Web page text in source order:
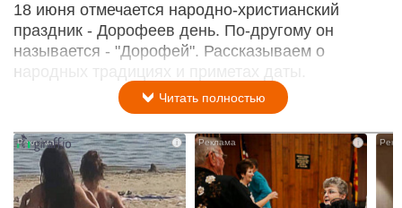
18 июня отмечается народно-христианский
праздник - Дорофеев день. По-другому он
называется - "Дорофей". Рассказываем о
народных традициях и приметах даты.
Читать полностью
i